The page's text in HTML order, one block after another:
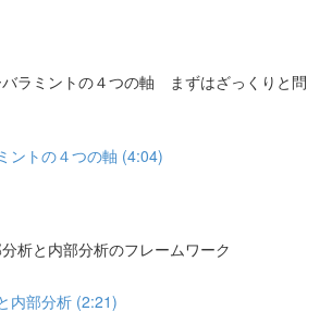
ラミントの４つの軸 まずはざっくりと問
ントの４つの軸 (4:04)
析と内部分析のフレームワーク
内部分析 (2:21)